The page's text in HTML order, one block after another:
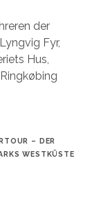
der
Fyr,
Hus,
– DER
WESTKÜSTE